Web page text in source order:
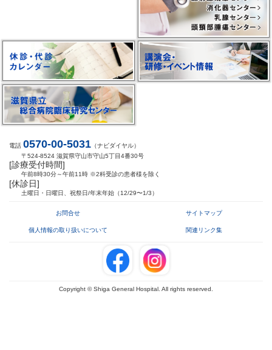
電話 0570-00-5031 （ナビダイヤル）
〒524-8524 滋賀県守山市守山5丁目4番30号
[診療受付時間]
午前8時30分～午前11時 ※2科受診の患者様を除く
[休診日]
土曜日・日曜日、祝祭日/年末年始（12/29〜1/3）
お問合せ サイトマップ
個人情報の取り扱いについて 関連リンク集
Copyright © Shiga General Hospital. All rights reserved.